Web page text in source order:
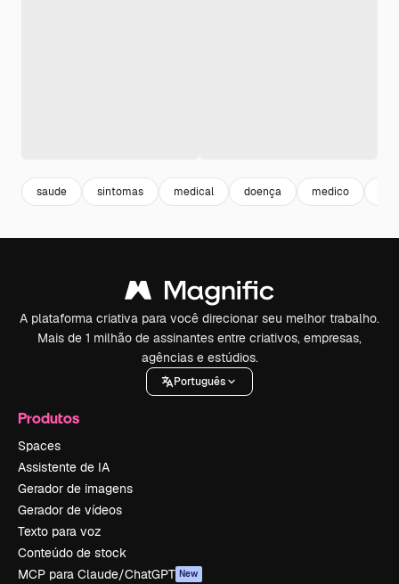
saude sintomas medical doença medico
A plataforma criativa para você direcionar seu melhor trabalho.
Mais de 1 milhão de assinantes entre criativos, empresas,
agências e estúdios.
Português
Produtos
Spaces
Assistente de IA
Gerador de imagens
Gerador de vídeos
Texto para voz
Conteúdo de stock
MCP para Claude/ChatGPT New